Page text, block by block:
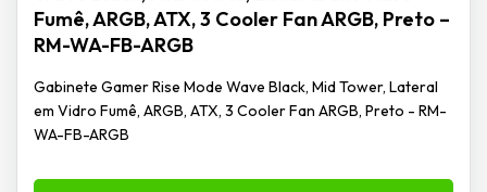
Fumê, ARGB, ATX, 3 Cooler Fan ARGB, Preto –
RM-WA-FB-ARGB
Gabinete Gamer Rise Mode Wave Black, Mid Tower, Lateral
em Vidro Fumê, ARGB, ATX, 3 Cooler Fan ARGB, Preto - RM-
WA-FB-ARGB